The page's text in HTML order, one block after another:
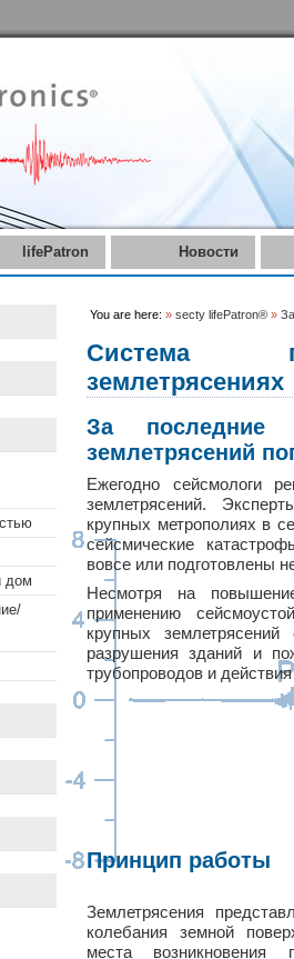
lifePatron Новости
дом
You are here: » secty lifePatron® »
Система
землетрясениях
За последние
землетрясений
Ежегодно сейсмологи
землетрясений.
крупных метрополиях в
сейсмические
вовсе или подготовлены
Несмотря на
применению
крупных
разрушения зданий и
трубопроводов и
Принцип работы
Землетрясения
колебания земной
места